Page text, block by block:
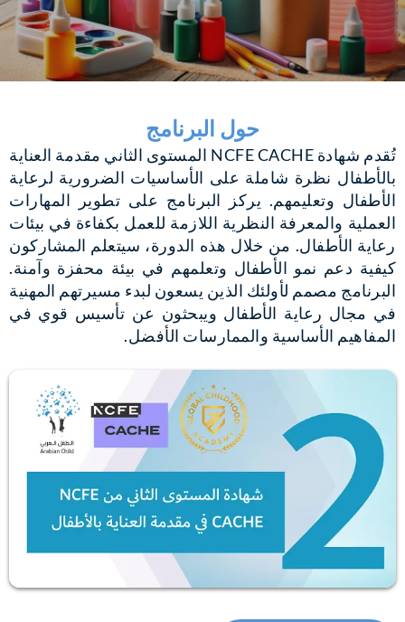
حول البرنامج
تُقدم شهادة NCFE CACHE المستوى الثاني مقدمة العناية
بالأطفال نظرة شاملة على الأساسيات الضرورية لرعاية
الأطفال وتعليمهم. يركز البرنامج على تطوير المهارات
العملية والمعرفة النظرية اللازمة للعمل بكفاءة في بيئات
رعاية الأطفال. من خلال هذه الدورة، سيتعلم المشاركون
كيفية دعم نمو الأطفال وتعلمهم في بيئة محفزة وآمنة.
البرنامج مصمم لأولئك الذين يسعون لبدء مسيرتهم المهنية
في مجال رعاية الأطفال ويبحثون عن تأسيس قوي في
المفاهيم الأساسية والممارسات الأفضل.